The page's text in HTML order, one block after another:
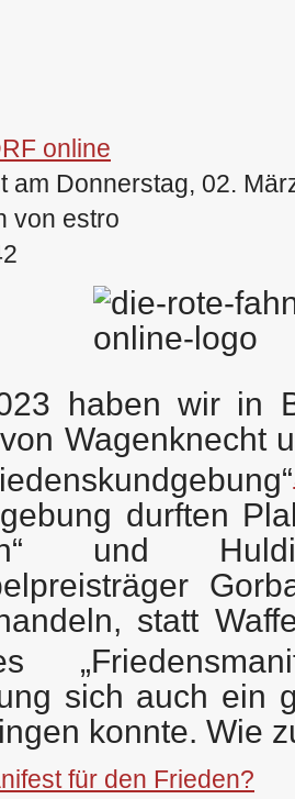
online
am Donnerstag, 02.
von estro
haben wir in
Wagenknecht
durften
und
statt
sich auch ein
konnte. Wie
für den Frieden?